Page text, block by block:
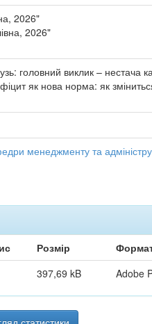
2026"
2026"
головний виклик – нестача
як нова норма: як
менеджменту та
Розмір
397,69 kB Adobe